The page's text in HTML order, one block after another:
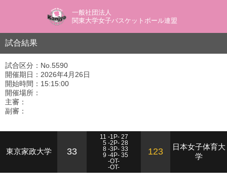
一般社団法人
関東大学女子バスケットボール連盟
試合結果
試合区分：No.5590
開催期日：2026年4月26日
開始時間：15:15:00
開催場所：
主審：
副審：
東京家政大学 33
11 -1P- 27
5 -2P- 28
8 -3P- 33
9 -4P- 35
-OT-
-OT-
123
日本女子体育大
学